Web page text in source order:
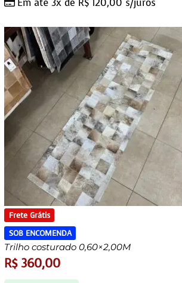
Frete Grátis
SOB ENCOMENDA
Trilho costurado 0,60×2,00M
R$360,00